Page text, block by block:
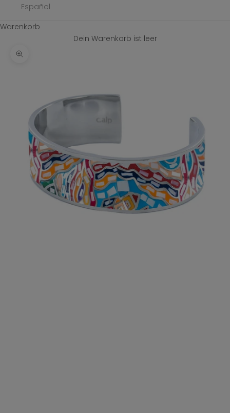
Español
Warenkorb
Dein Warenkorb ist leer
Bild vergrößern